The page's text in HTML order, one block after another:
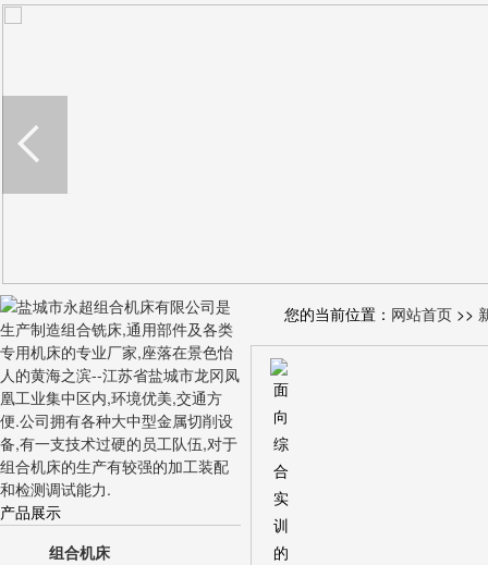
产品展示
组合机床
您的当前位置： 网站首页 >>